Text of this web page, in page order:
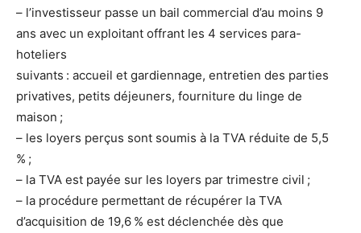
– l’investisseur passe un bail commercial d’au moins 9
ans avec un exploitant offrant les 4 services para-
hoteliers
suivants : accueil et gardiennage, entretien des parties
privatives, petits déjeuners, fourniture du linge de
maison ;
– les loyers perçus sont soumis à la TVA réduite de 5,5
% ;
– la TVA est payée sur les loyers par trimestre civil ;
– la procédure permettant de récupérer la TVA
d’acquisition de 19,6 % est déclenchée dès que